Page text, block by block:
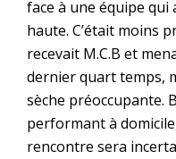
face à une équipe qui
haute. C’était moins
recevait M.C.B et
dernier quart temps,
sèche préoccupante.
performant à
rencontre sera